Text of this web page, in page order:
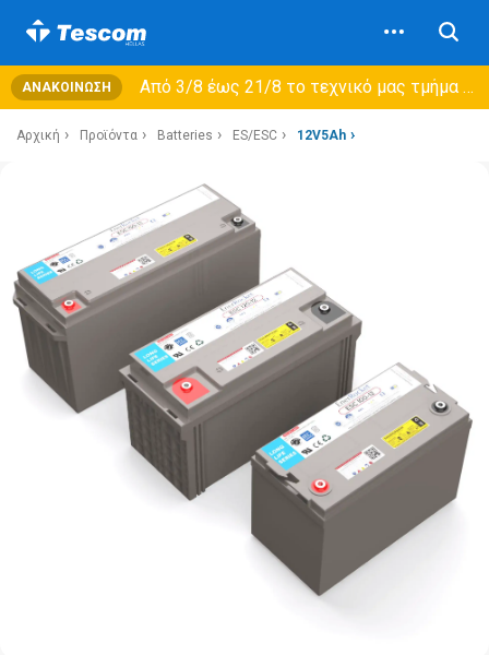
ΑΝΑΚΟΊΝΩΣΗ Από 3/8 έως 21/8 τo τεχνικό μας τμήμα θα εξυπηρετεί μόνο συμβόλαια συντήρησης και όχι νέες παραλαβές →
Αρχική Προϊόντα Batteries ES/ESC 12V5Ah